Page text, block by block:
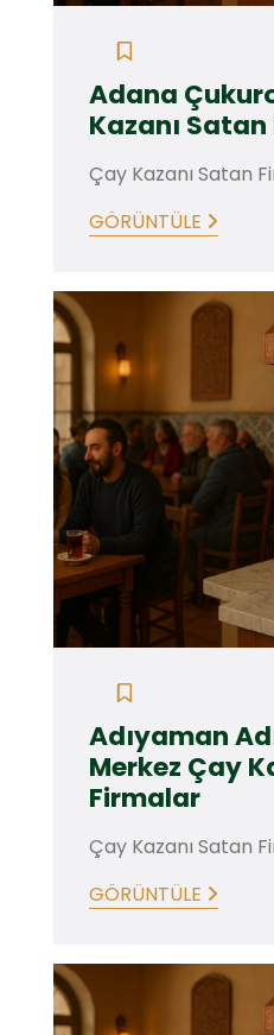
Adana
Kazanı
Çay Kazanı Satan
GÖRÜNTÜLE
Adıyaman
Merkez Çay
Firmalar
Çay Kazanı Satan
GÖRÜNTÜLE